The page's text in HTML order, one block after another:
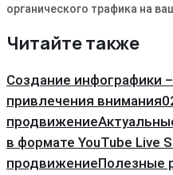
органического трафика на
Читайте также
Создание инфографики
привлечения внимания
продвижение
в формате YouTube Live
продвижениеПолезные